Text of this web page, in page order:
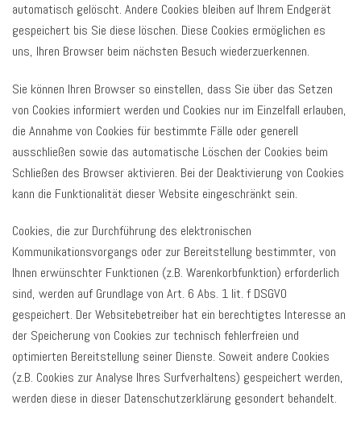
automatisch gelöscht. Andere Cookies bleiben auf Ihrem Endgerät
gespeichert bis Sie diese löschen. Diese Cookies ermöglichen es
uns, Ihren Browser beim nächsten Besuch wiederzuerkennen.
Sie können Ihren Browser so einstellen, dass Sie über das Setzen
von Cookies informiert werden und Cookies nur im Einzelfall erlauben,
die Annahme von Cookies für bestimmte Fälle oder generell
ausschließen sowie das automatische Löschen der Cookies beim
Schließen des Browser aktivieren. Bei der Deaktivierung von Cookies
kann die Funktionalität dieser Website eingeschränkt sein.
Cookies, die zur Durchführung des elektronischen
Kommunikationsvorgangs oder zur Bereitstellung bestimmter, von
Ihnen erwünschter Funktionen (z.B. Warenkorbfunktion) erforderlich
sind, werden auf Grundlage von Art. 6 Abs. 1 lit. f DSGVO
gespeichert. Der Websitebetreiber hat ein berechtigtes Interesse an
der Speicherung von Cookies zur technisch fehlerfreien und
optimierten Bereitstellung seiner Dienste. Soweit andere Cookies
(z.B. Cookies zur Analyse Ihres Surfverhaltens) gespeichert werden,
werden diese in dieser Datenschutzerklärung gesondert behandelt.